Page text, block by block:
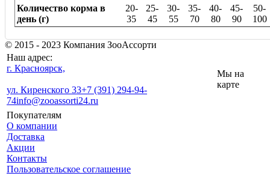
Количество корма в
день (г)
20-
35
25-
45
30-
55
35-
70
40-
80
45-
90
50-
100
© 2015 - 2023 Компания ЗооАссорти
Наш адрес:
г. Красноярск,
ул. Киренского 33+7 (391) 294-94-
74info@zooassorti24.ru
Мы на
карте
Покупателям
О компании
Доставка
Акции
Контакты
Пользовательское соглашение